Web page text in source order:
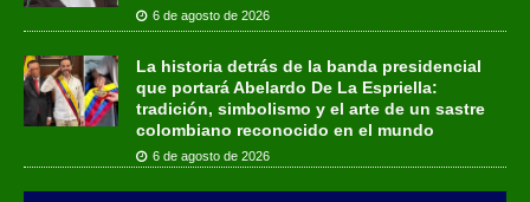
6 de agosto de 2026
La historia detrás de la banda presidencial
que portará Abelardo De La Espriella:
tradición, simbolismo y el arte de un sastre
colombiano reconocido en el mundo
6 de agosto de 2026